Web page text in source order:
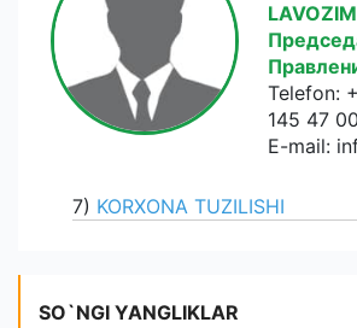
Telefon:
145 47 00
E-mail:
7) KORXONA TUZILISHI
SO`NGI YANGLIKLAR